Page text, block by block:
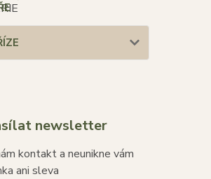
newsletter
kontakt a neunikne vám
ani sleva